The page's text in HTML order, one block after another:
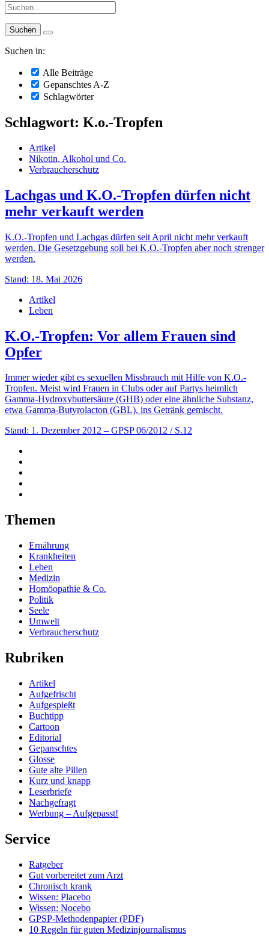
Suche:
Suchen in:
Alle Beiträge
Gepanschtes A-Z
Schlagwörter
Schlagwort: K.o.-Tropfen
Artikel
Nikotin, Alkohol und Co.
Verbraucherschutz
Lachgas und K.O.-Tropfen dürfen nicht
mehr verkauft werden
K.O.-Tropfen und Lachgas dürfen seit April nicht mehr verkauft
werden. Die Gesetzgebung soll bei K.O.-Tropfen aber noch strenger
werden.
Stand: 18. Mai 2026
Artikel
Leben
K.O.-Tropfen: Vor allem Frauen sind
Opfer
Immer wieder gibt es sexuellen Missbrauch mit Hilfe von K.O.-
Tropfen. Meist wird Frauen in Clubs oder auf Partys heimlich
Gamma-Hydroxybuttersäure (GHB) oder eine ähnliche Substanz,
etwa Gamma-Butyrolacton (GBL), ins Getränk gemischt.
Stand: 1. Dezember 2012 – GPSP 06/2012 / S.12
Themen
Ernährung
Krankheiten
Leben
Medizin
Homöopathie & Co.
Politik
Seele
Umwelt
Verbraucherschutz
Rubriken
Artikel
Aufgefrischt
Aufgespießt
Buchtipp
Cartoon
Editorial
Gepanschtes
Glosse
Gute alte Pillen
Kurz und knapp
Leserbriefe
Nachgefragt
Werbung – Aufgepasst!
Service
Ratgeber
Gut vorbereitet zum Arzt
Chronisch krank
Wissen: Placebo
Wissen: Nocebo
GPSP-Methodenpapier (PDF)
10 Regeln für guten Medizinjournalismus